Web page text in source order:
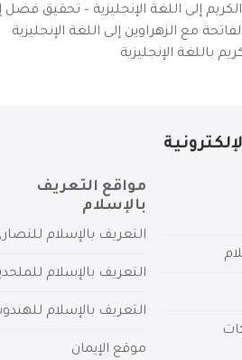
إلى اللغة الإنجليزية – تحقيق
مع الزهراوين إلى اللغة الإنجليزية
باللغة الإنجليزية
مواقع التعريف
بالإسلام
التعريف بالإسلام
التعريف بالإسلام
التعريف بالإسلام
موقع الإيمان